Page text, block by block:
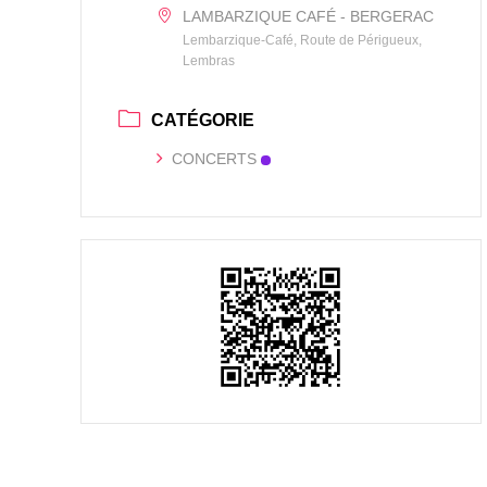
LAMBARZIQUE CAFÉ - BERGERAC
Lembarzique-Café, Route de Périgueux,
Lembras
CATÉGORIE
CONCERTS